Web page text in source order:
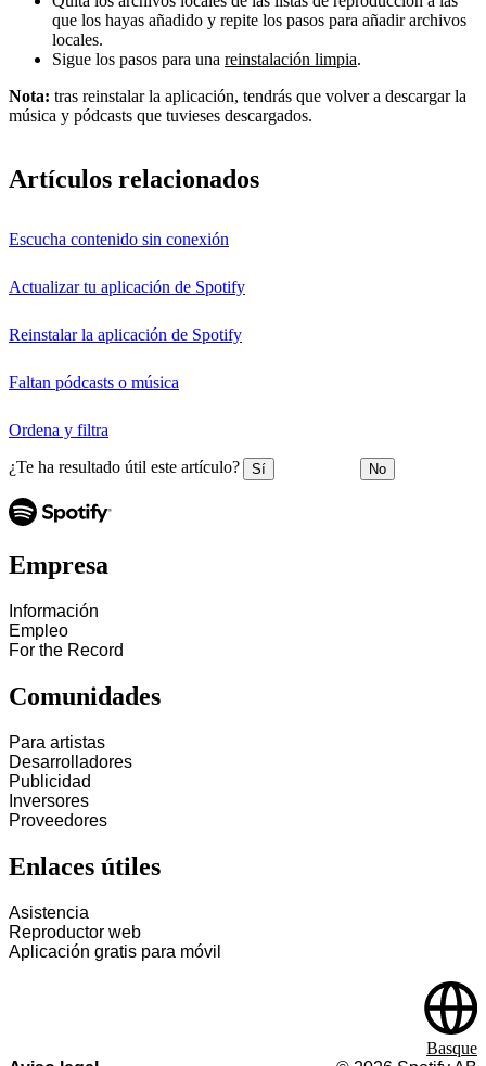
que los hayas añadido y repite los pasos para añadir archivos
locales.
Sigue los pasos para una reinstalación limpia.
Nota: tras reinstalar la aplicación, tendrás que volver a descargar la
música y pódcasts que tuvieses descargados.
Artículos relacionados
Escucha contenido sin conexión
Actualizar tu aplicación de Spotify
Reinstalar la aplicación de Spotify
Faltan pódcasts o música
Ordena y filtra
¿Te ha resultado útil este artículo? Sí No
Empresa
Información
Empleo
For the Record
Comunidades
Para artistas
Desarrolladores
Publicidad
Inversores
Proveedores
Enlaces útiles
Asistencia
Reproductor web
Aplicación gratis para móvil
Basque